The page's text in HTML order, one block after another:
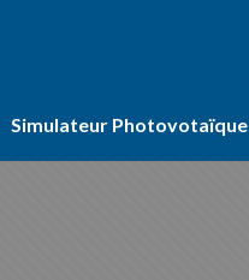
Simulateur Photovotaïque